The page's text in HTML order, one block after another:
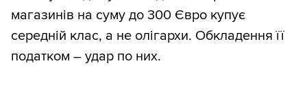
магазинів на суму до 300 Євро купує
середній клас, а не олігархи. Обкладення її
податком – удар по них.